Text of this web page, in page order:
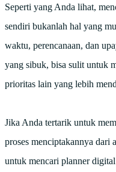
Seperti yang Anda lihat,
sendiri bukanlah hal yang
waktu, perencanaan, dan
yang sibuk, bisa sulit untuk
prioritas lain yang lebih
Jika Anda tertarik untuk
proses menciptakannya dari
untuk mencari planner